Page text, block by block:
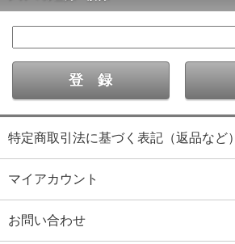
特定商取引法に基づく表記（返品など）
マイアカウント
お問い合わせ